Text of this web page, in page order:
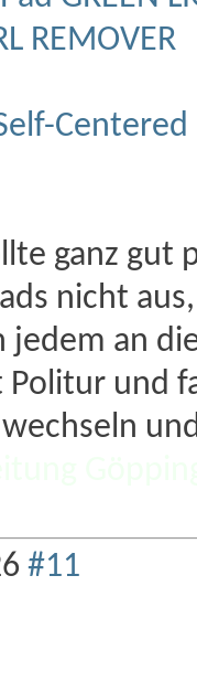
REMOVER
Centered
ganz gut
nicht
jedem an
und
#11